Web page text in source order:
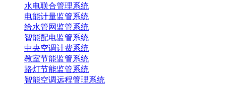
水电联合管理系统
电能计量监管系统
给水管网监管系统
智能配电监管系统
中央空调计费系统
教室节能监管系统
路灯节能监管系统
智能空调远程管理系统